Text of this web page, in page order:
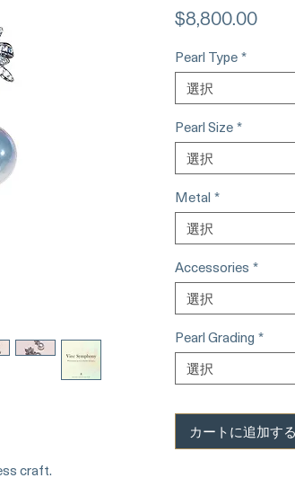
craft.
$8,800.00価
Pearl Type*
選択
Pearl Size*
選択
Metal *
選択
Accessories *
選択
Pearl Grading *
選択
カートに追加する